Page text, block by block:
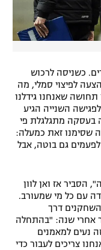
כשניסה לרכוש
לפיצוי סמלי, מה
שאנחנו גידלנו
השנייה הגיע
בעסקה מתגלגלת פי
שסימנו זאת כמעלה:
גם בוטה, אבל
הסביר אז ואן לוון
עם כל מי שמעורב.
דרך
אחרי שנה: "בהתחלה
נעים למאמנים
צריכים לעבור כדי